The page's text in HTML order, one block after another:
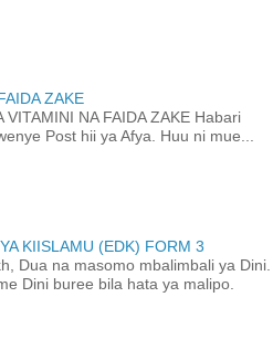
ZAKE
NA FAIDA ZAKE Habari
Post hii ya Afya. Huu ni mue...
KIISLAMU (EDK) FORM 3
Dua na masomo mbalimbali ya Dini.
Dini buree bila hata ya malipo.